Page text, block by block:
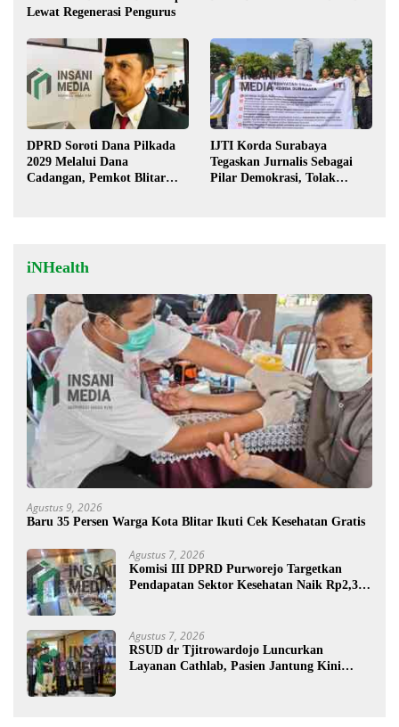
Lewat Regenerasi Pengurus
DPRD Soroti Dana Pilkada
2029 Melalui Dana
Cadangan, Pemkot Blitar
IJTI Korda Surabaya
Tegaskan Jurnalis Sebagai
Pilar Demokrasi, Tolak
iNHealth
Agustus 9, 2026
Baru 35 Persen Warga Kota Blitar Ikuti Cek Kesehatan Gratis
Agustus 7, 2026
Komisi III DPRD Purworejo Targetkan
Pendapatan Sektor Kesehatan Naik Rp2,3
Agustus 7, 2026
RSUD dr Tjitrowardojo Luncurkan
Layanan Cathlab, Pasien Jantung Kini